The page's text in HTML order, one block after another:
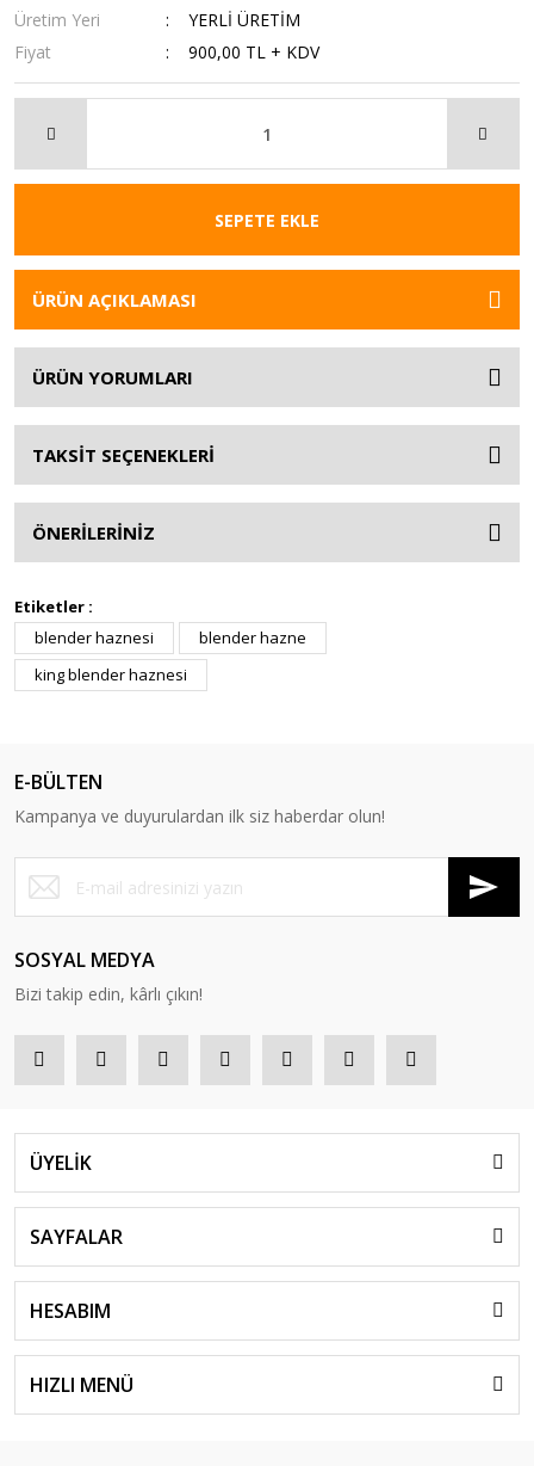
Üretim Yeri
YERLİ ÜRETİM
Fiyat
900,00 TL + KDV
SEPETE EKLE
ÜRÜN AÇIKLAMASI
ÜRÜN YORUMLARI
TAKSİT SEÇENEKLERİ
ÖNERİLERİNİZ
Etiketler :
blender haznesi
blender hazne
king blender haznesi
E-BÜLTEN
Kampanya ve duyurulardan ilk siz haberdar olun!
SOSYAL MEDYA
Bizi takip edin, kârlı çıkın!
ÜYELİK
SAYFALAR
HESABIM
HIZLI MENÜ